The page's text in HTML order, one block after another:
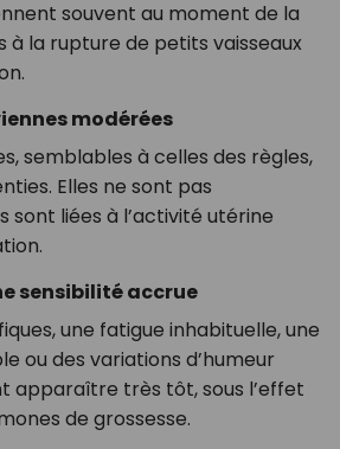
souvent au moment de la
à la rupture de petits vaisseaux
modérées
semblables à celles des règles,
Elles ne sont pas
sont liées à l’activité utérine
sensibilité accrue
une fatigue inhabituelle, une
ou des variations d’humeur
apparaître très tôt, sous l’effet
de grossesse.